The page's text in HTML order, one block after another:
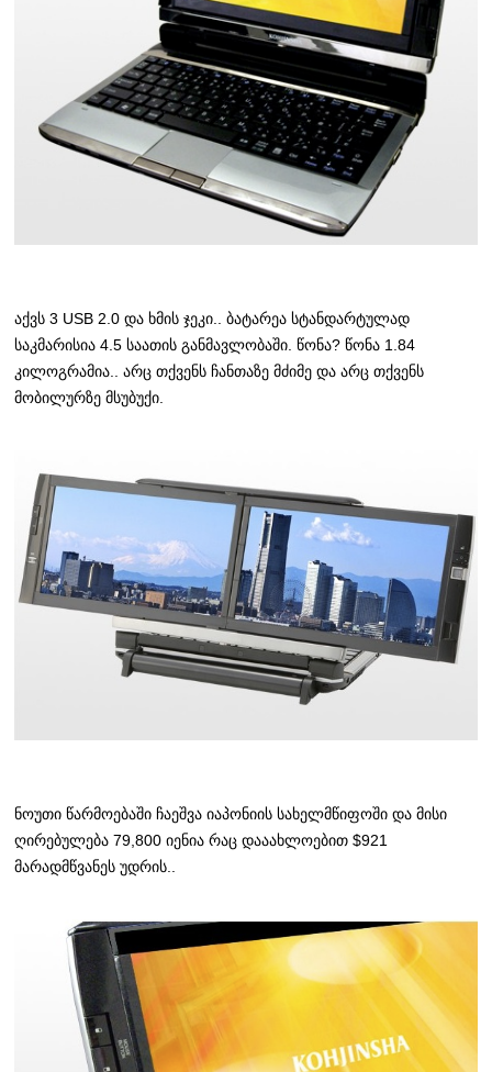
აქვს 3 USB 2.0 და ხმის ჯეკი.. ბატარეა სტანდარტულად
საკმარისია 4.5 საათის განმავლობაში. წონა? წონა 1.84
კილოგრამია.. არც თქვენს ჩანთაზე მძიმე და არც თქვენს
მობილურზე მსუბუქი.
ნოუთი წარმოებაში ჩაეშვა იაპონიის სახელმწიფოში და მისი
ღირებულება 79,800 იენია რაც დააახლოებით $921
მარადმწვანეს უდრის..